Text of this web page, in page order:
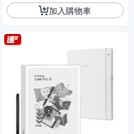
加入購物車